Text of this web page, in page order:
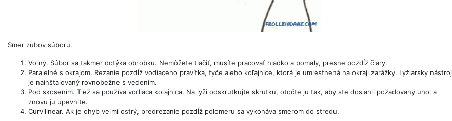
Smer zubov súboru.
Voľný. Súbor sa takmer dotýka obrobku. Nemôžete tlačiť, musíte pracovať hladko a pomaly, presne pozdĺž čiary.
Paralelné s okrajom. Rezanie pozdĺž vodiaceho pravítka, tyče alebo koľajnice, ktorá je umiestnená na okraji zarážky. Lyžiarsky nástroj
je nainštalovaný rovnobežne s vedením.
Pod skosením. Tiež sa používa vodiaca koľajnica. Na lyži odskrutkujte skrutku, otočte ju tak, aby ste dosiahli požadovaný uhol a
znovu ju upevnite.
Curvilinear. Ak je ohyb veľmi ostrý, predrezanie pozdĺž polomeru sa vykonáva smerom do stredu.